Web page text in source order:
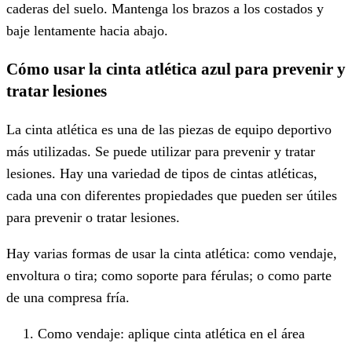
caderas del suelo. Mantenga los brazos a los costados y
baje lentamente hacia abajo.
Cómo usar la cinta atlética azul para prevenir y
tratar lesiones
La cinta atlética es una de las piezas de equipo deportivo
más utilizadas. Se puede utilizar para prevenir y tratar
lesiones. Hay una variedad de tipos de cintas atléticas,
cada una con diferentes propiedades que pueden ser útiles
para prevenir o tratar lesiones.
Hay varias formas de usar la cinta atlética: como vendaje,
envoltura o tira; como soporte para férulas; o como parte
de una compresa fría.
Como vendaje: aplique cinta atlética en el área